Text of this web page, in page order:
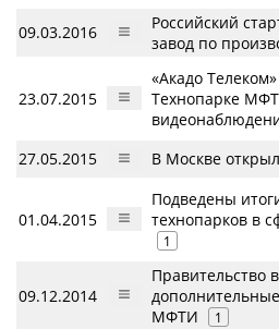
09.03.2016
Российский
завод по
23.07.2015
«Акадо
Технопарке
27.05.2015 В Москве
01.04.2015
Подведены
технопарков в
1
09.12.2014
Правительство
МФТИ
1